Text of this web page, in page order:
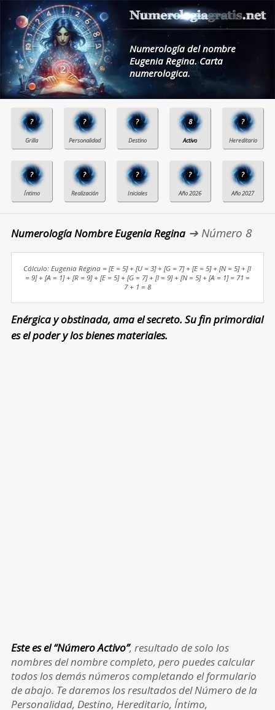
Numerología del nombre
Eugenia Regina. Carta
numerologica.
? ? ? 8 ?
? ? ? ? ?
Numerología Nombre Eugenia Regina➔ Número 8
Cálculo: Eugenia Regina = [E = 5] + [U = 3] + [G = 7] + [E = 5] + [N = 5] + [I
= 9] + [A = 1] + [R = 9] + [E = 5] + [G = 7] + [I = 9] + [N = 5] + [A = 1] = 71 =
7 + 1 = 8
Enérgica y obstinada, ama el secreto. Su fin primordial
es el poder y los bienes materiales.
Este es el “Número Activo”, resultado de solo los
nombres del nombre completo, pero puedes calcular
todos los demás números completando el formulario
de abajo. Te daremos los resultados del Número de la
Personalidad, Destino, Hereditario, Íntimo,